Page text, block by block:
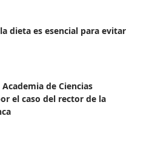
dieta es esencial para evitar
de Ciencias
el caso del rector de la